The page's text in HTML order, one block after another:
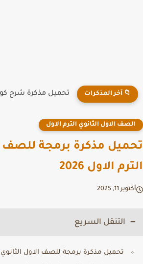
📁 آخر المذكرات
الاول الثانوي الترم الاول
مذكرة برمجة للصف
الاول 2026
11, 2025
التنقل السريع
تحميل مذكرة برمجة للصف الاول الثانوي الترم